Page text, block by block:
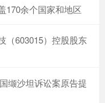
170余个国家和地区
（603015）控股股东
缬沙坦诉讼案原告提